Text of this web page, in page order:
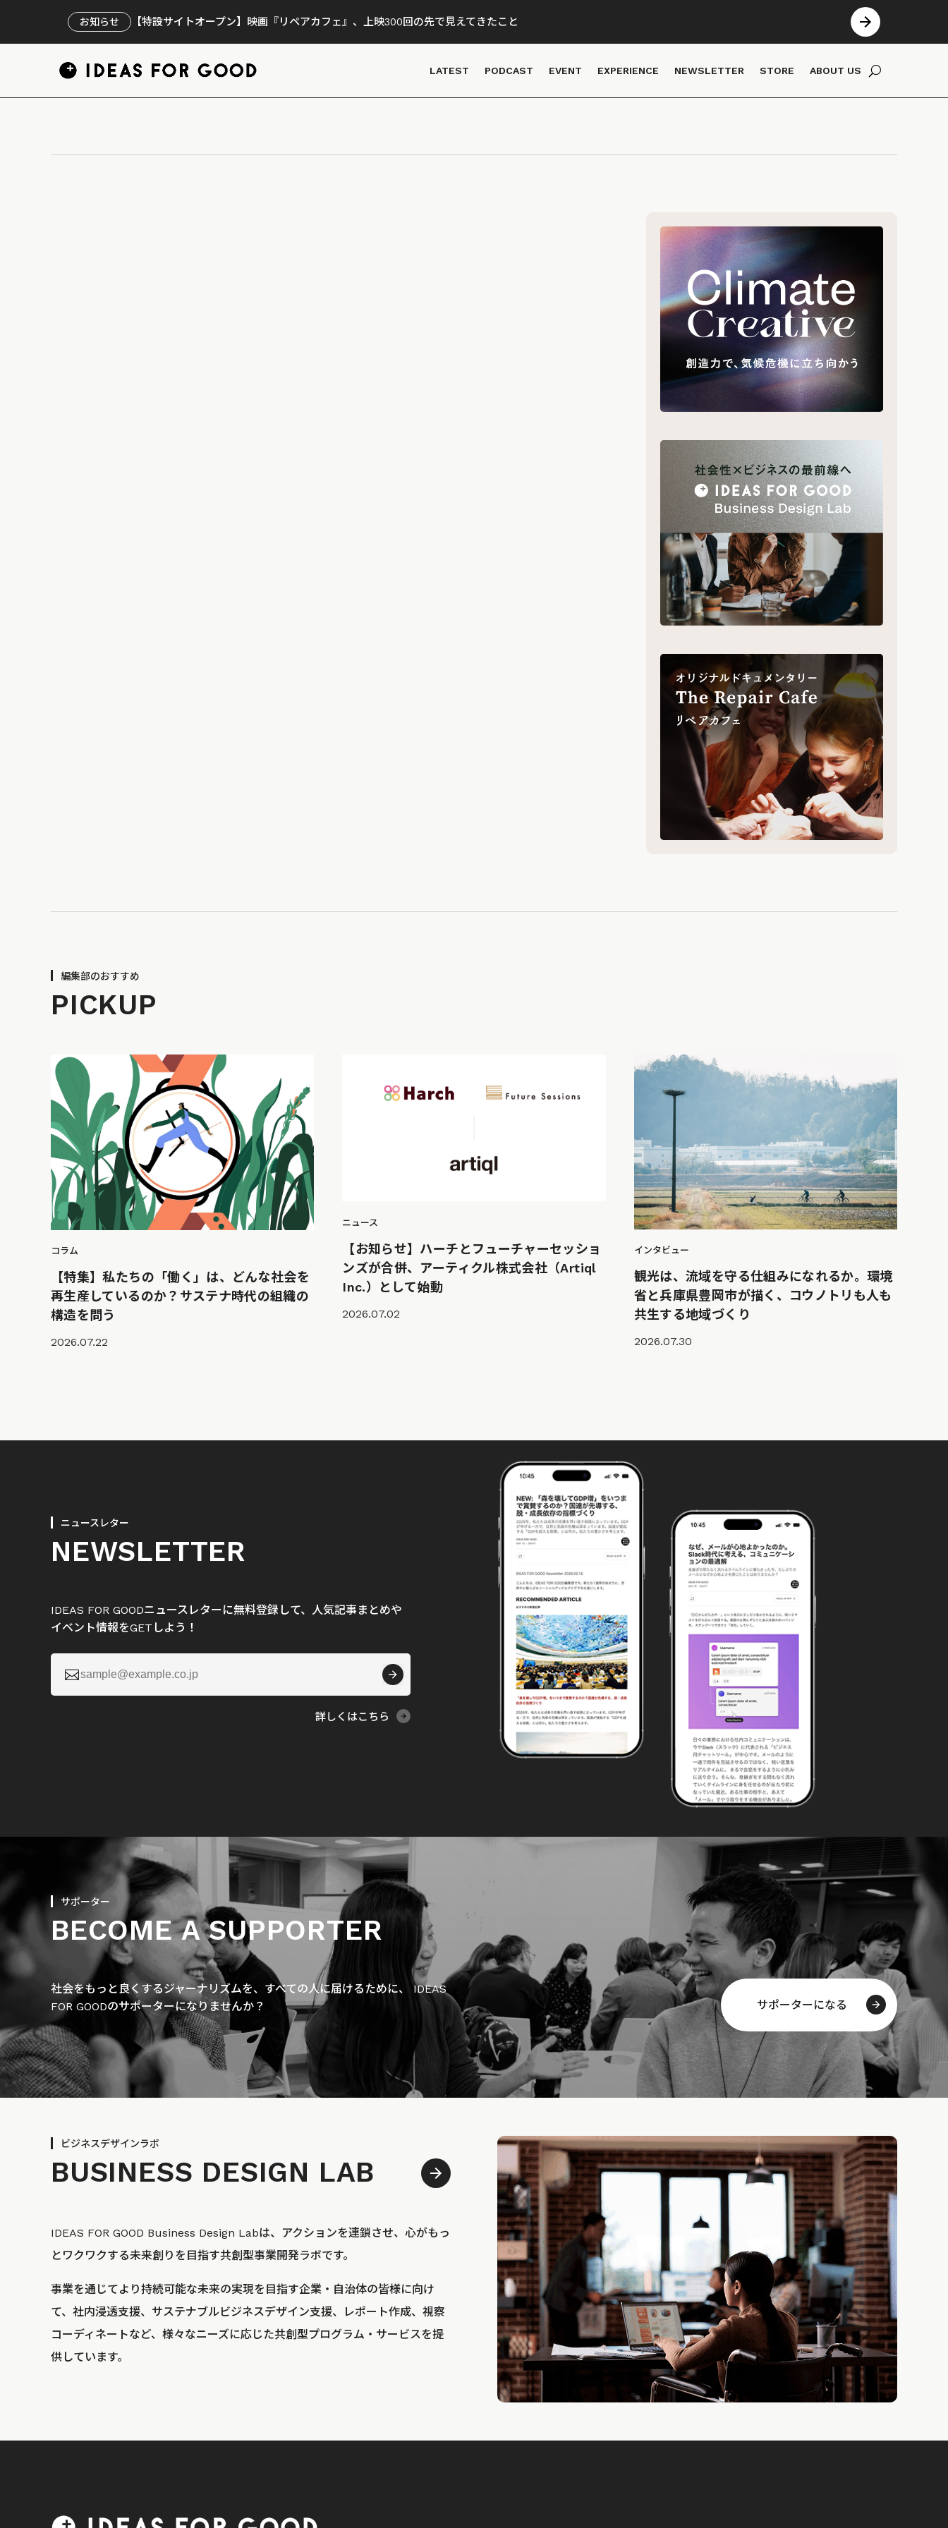
お知らせ 【特設サイトオープン】映画『リペアカフェ』、上映300回の先で見えてきたこと
LATEST PODCAST EVENT EXPERIENCE NEWSLETTER STORE ABOUT US
編集部のおすすめ
PICKUP
コラム
【特集】私たちの「働く」は、どんな社会を
再生産しているのか？サステナ時代の組織の
構造を問う
2026.07.22
ニュース
【お知らせ】ハーチとフューチャーセッショ
ンズが合併、アーティクル株式会社（Artiql
Inc.）として始動
2026.07.02
インタビュー
観光は、流域を守る仕組みになれるか。環境
省と兵庫県豊岡市が描く、コウノトリも人も
共生する地域づくり
2026.07.30
ニュースレター
NEWSLETTER
IDEAS FOR GOODニュースレターに無料登録して、人気記事まとめや
イベント情報をGETしよう！

詳しくはこちら
サポーター
BECOME A SUPPORTER
社会をもっと良くするジャーナリズムを、すべての人に届けるために、 IDEAS
FOR GOODのサポーターになりませんか？
サポーターになる
ビジネスデザインラボ
BUSINESS DESIGN LAB
IDEAS FOR GOOD Business Design Labは、アクションを連鎖させ、心がもっ
とワクワクする未来創りを目指す共創型事業開発ラボです。
事業を通じてより持続可能な未来の実現を目指す企業・自治体の皆様に向け
て、社内浸透支援、サステナブルビジネスデザイン支援、レポート作成、視察
コーディネートなど、様々なニーズに応じた共創型プログラム・サービスを提
供しています。